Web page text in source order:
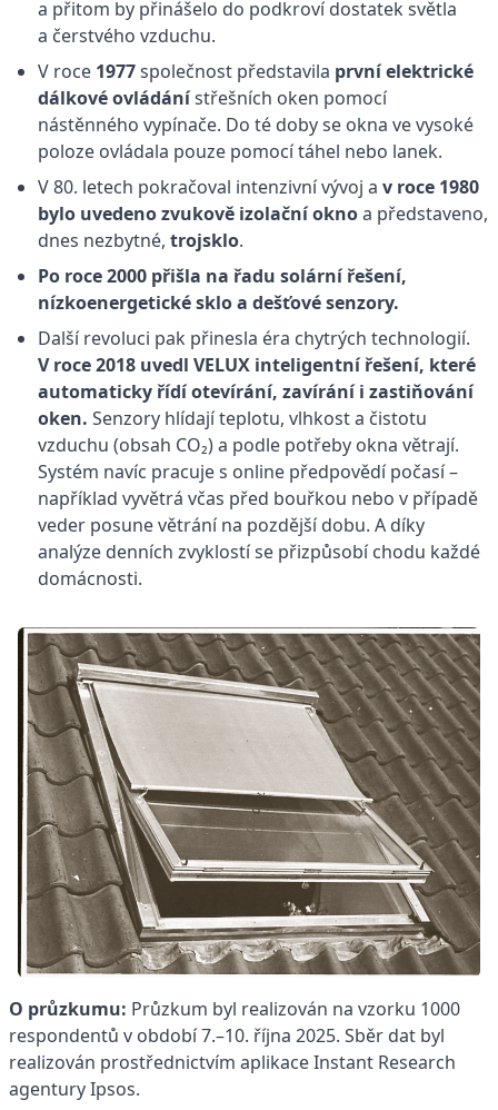
a přitom by přinášelo do podkroví dostatek světla
a čerstvého vzduchu.
V roce 1977společnost představila první elektrické
dálkové ovládánístřešních oken pomocí
nástěnného vypínače. Do té doby se okna ve vysoké
poloze ovládala pouze pomocí táhel nebo lanek.
V 80. letech pokračoval intenzivní vývoj a v roce 1980
bylo uvedeno zvukově izolační oknoa představeno,
dnes nezbytné, trojsklo.
Po roce 2000 přišla na řadu solární řešení,
nízkoenergetické sklo a dešťové senzory.
Další revoluci pak přinesla éra chytrých technologií.
V roce 2018 uvedl VELUX inteligentní řešení, které
automaticky řídí otevírání, zavírání i zastiňování
oken. Senzory hlídají teplotu, vlhkost a čistotu
vzduchu (obsah CO₂) a podle potřeby okna větrají.
Systém navíc pracuje s online předpovědí počasí –
například vyvětrá včas před bouřkou nebo v případě
veder posune větrání na pozdější dobu. A díky
analýze denních zvyklostí se přizpůsobí chodu každé
domácnosti.
O průzkumu: Průzkum byl realizován na vzorku 1000
respondentů v období 7.–10. října 2025. Sběr dat byl
realizován prostřednictvím aplikace Instant Research
agentury Ipsos.